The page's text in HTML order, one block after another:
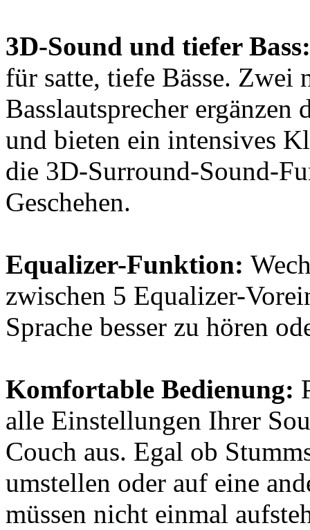
3D-Sound und tiefer Bass:
für satte, tiefe Bässe. Zwei
Basslautsprecher
und bieten ein intensives
die 3D-Surround-Sound-
Geschehen.
Equalizer-Funktion:
zwischen 5 Equalizer-
Sprache besser zu hören
Komfortable Bedienung:
alle Einstellungen Ihrer
Couch aus. Egal ob
umstellen oder auf eine
müssen nicht einmal